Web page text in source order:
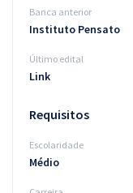
Aprovados
Atendimento
Banca anterior
Instituto Pensato
Último edital
Link
Requisitos
Escolaridade
Médio